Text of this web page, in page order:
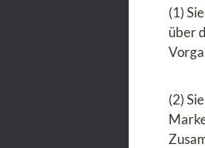
(1)
über
(2)